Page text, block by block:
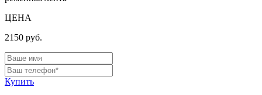
ЦЕНА
2150 руб.
Купить